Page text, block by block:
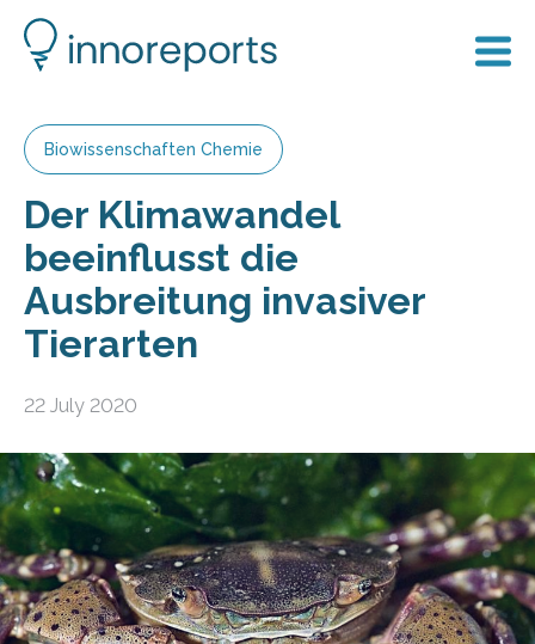
Biowissenschaften Chemie
Der Klimawandel
beeinflusst die
Ausbreitung invasiver
Tierarten
22 July 2020